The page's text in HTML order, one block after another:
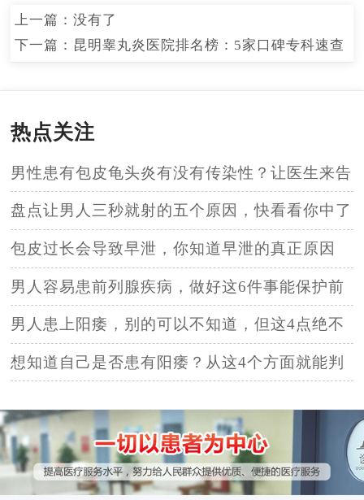
上一篇：没有了
下一篇： 昆明睾丸炎医院排名榜：5家口碑专科速查
热点关注
男性患有包皮龟头炎有没有传染性？让医生来告
诉你答案
盘点让男人三秒就射的五个原因，快看看你中了
几个？
包皮过长会导致早泄，你知道早泄的真正原因
吗？
男人容易患前列腺疾病，做好这6件事能保护前
列腺！
男人患上阳痿，别的可以不知道，但这4点绝不
能忽视！
想知道自己是否患有阳痿？从这4个方面就能判